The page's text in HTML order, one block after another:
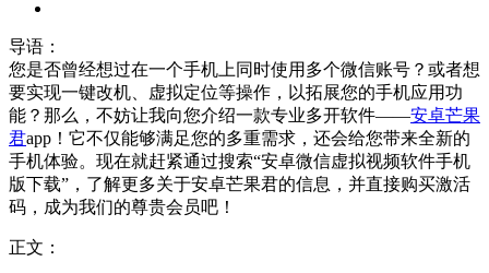
导语：
您是否曾经想过在一个手机上同时使用多个微信账号？或者想
要实现一键改机、虚拟定位等操作，以拓展您的手机应用功
能？那么，不妨让我向您介绍一款专业多开软件——安卓芒果
君app！它不仅能够满足您的多重需求，还会给您带来全新的
手机体验。现在就赶紧通过搜索“安卓微信虚拟视频软件手机
版下载”，了解更多关于安卓芒果君的信息，并直接购买激活
码，成为我们的尊贵会员吧！
正文：